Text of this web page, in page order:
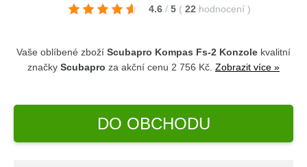
4.6 / 5 ( 22 hodnocení )
Vaše oblíbené zboží Scubapro Kompas Fs-2 Konzole kvalitní
značky Scubapro za akční cenu 2 756 Kč. Zobrazit více »
DO OBCHODU